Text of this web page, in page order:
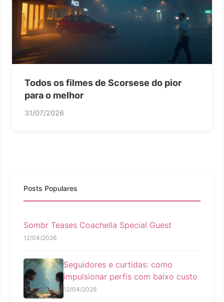
Todos os filmes de Scorsese do pior
para o melhor
31/07/2026
Posts Populares
Sombr Teases Coachella Special Guest
12/04/2026
Seguidores e curtidas: como
impulsionar perfis com baixo custo
12/04/2026